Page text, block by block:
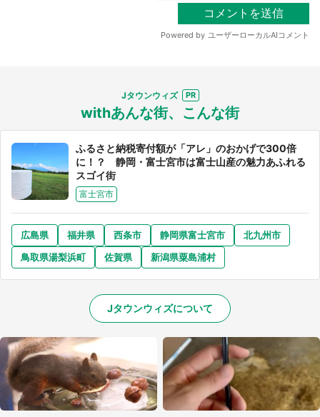
Jタウンウィズ
withあんな街、こんな街
ふるさと納税寄付額が「アレ」のおかげで300倍
に！？ 静岡・富士宮市は富士山産の魅力あふれる
スゴイ街
富士宮市
広島県 福井県 西条市 静岡県富士宮市
北九州市
鳥取県湯梨浜町
佐賀県 新潟県粟島浦村
Jタウンウィズについて